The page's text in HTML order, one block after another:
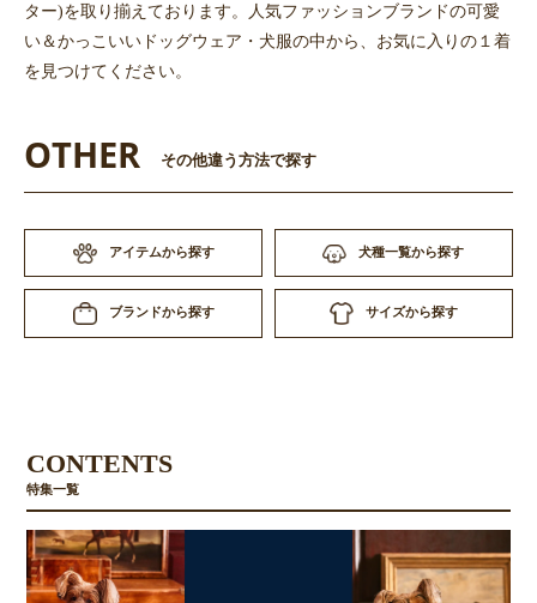
ター)を取り揃えております。人気ファッションブランドの可愛
い＆かっこいいドッグウェア・犬服の中から、お気に入りの１着
を見つけてください。
OTHER その他違う方法で探す
アイテムから探す 犬種一覧から探す
ブランドから探す サイズから探す
CONTENTS
特集一覧